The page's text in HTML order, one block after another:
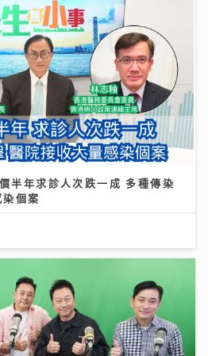
半年求診人次跌一成 多種傳染
個案